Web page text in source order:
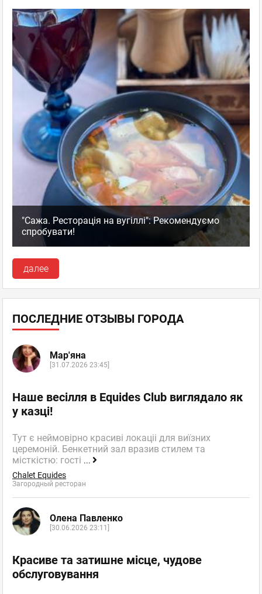
"Сажа. Ресторація на вугіллі": Рекомендуємо
спробувати!
далее
ПОСЛЕДНИЕ ОТЗЫВЫ ГОРОДА
Мар'яна
[31.07.2026 23:45]
Наше весілля в Equides Club виглядало як
у казці!
Тут є неймовірно красиві локаціі для виїзних
церемоній. Бенкетний зал вразив стилем та
місткістю: гості ...
Chalet Equides
Загородный ресторан
Олена Павленко
[30.06.2026 23:11]
Красиве та затишне місце, чудове
обслуговування